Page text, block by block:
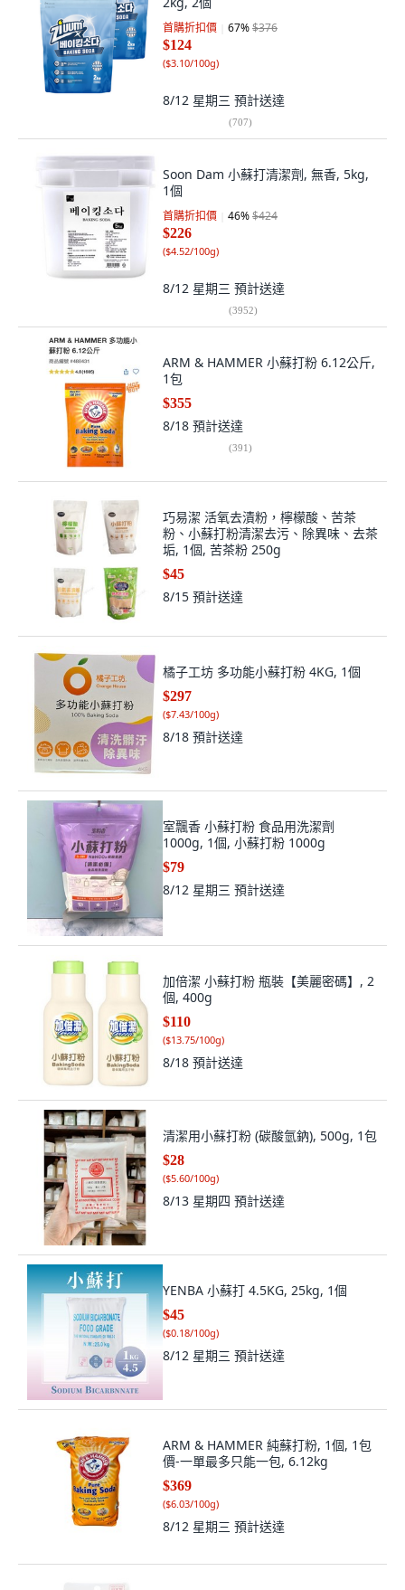
首購折扣價 67%$376
$124
($3.10/100g)
8/12 星期三 預計送達
(707)
Soon Dam 小蘇打清潔劑, 無香, 5kg,
1個
首購折扣價 46%$424
$226
($4.52/100g)
8/12 星期三 預計送達
(3952)
ARM & HAMMER 小蘇打粉 6.12公斤,
1包
$355
8/18 預計送達
(391)
巧易潔 活氧去漬粉，檸檬酸、苦茶
粉、小蘇打粉清潔去污、除異味、去茶
垢, 1個, 苦茶粉 250g
$45
8/15 預計送達
橘子工坊 多功能小蘇打粉 4KG, 1個
$297
($7.43/100g)
8/18 預計送達
室飄香 小蘇打粉 食品用洗潔劑
1000g, 1個, 小蘇打粉 1000g
$79
8/12 星期三 預計送達
加倍潔 小蘇打粉 瓶裝【美麗密碼】, 2
個, 400g
$110
($13.75/100g)
8/18 預計送達
清潔用小蘇打粉 (碳酸氫鈉), 500g, 1包
$28
($5.60/100g)
8/13 星期四 預計送達
YENBA 小蘇打 4.5KG, 25kg, 1個
$45
($0.18/100g)
8/12 星期三 預計送達
ARM & HAMMER 純蘇打粉, 1個, 1包
價-一單最多只能一包, 6.12kg
$369
($6.03/100g)
8/12 星期三 預計送達